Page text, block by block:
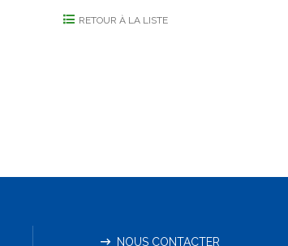
RETOUR À LA LISTE
NOUS CONTACTER